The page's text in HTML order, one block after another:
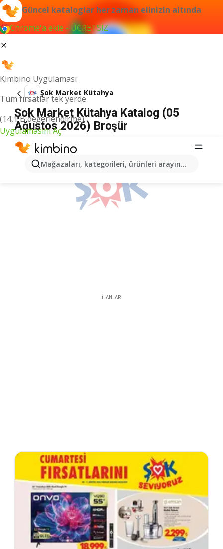
Güncel kataloglar her zaman elinizin altında
Chrome'a ekle - ÜCRETSİZ
Kimbino Uygulaması
Tüm fırsatlar tek yerde
(14,1 B değerlendirme)
Uygulamasını Aç
Mağazaları, kategorileri, ürünleri arayın...
Şok Market Kütahya
Şok Market Kütahya Katalog (05
Ağustos 2026) Broşür
İLANLAR